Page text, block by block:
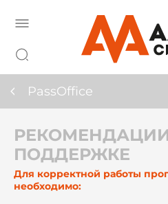
PassOffice
ПОДДЕРЖКЕ
Для корректной работы
необходимо: